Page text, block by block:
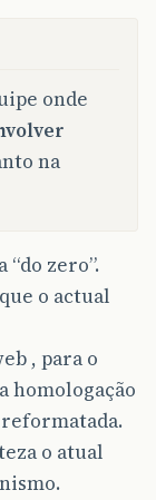
onde
na
zero”.
o actual
, para o
homologação
o atual